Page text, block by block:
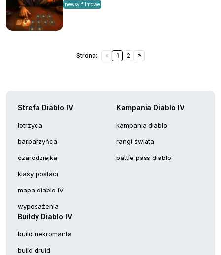
newsy filmowe
Strona: « 1 2 »
Strefa Diablo IV
łotrzyca
barbarzyńca
czarodziejka
klasy postaci
mapa diablo IV
wyposażenia
Kampania Diablo IV
kampania diablo
rangi świata
battle pass diablo
Buildy Diablo IV
build nekromanta
build druid